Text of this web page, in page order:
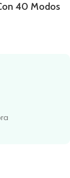
40 Modos